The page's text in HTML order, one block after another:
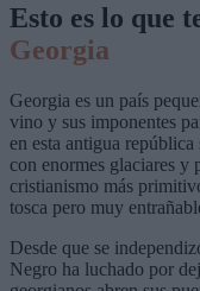
Esto es lo que
Georgia
Georgia es un país
vino y sus imponentes
en esta antigua
con enormes glaciares y
cristianismo más
tosca pero muy
Desde que se
Negro ha luchado por